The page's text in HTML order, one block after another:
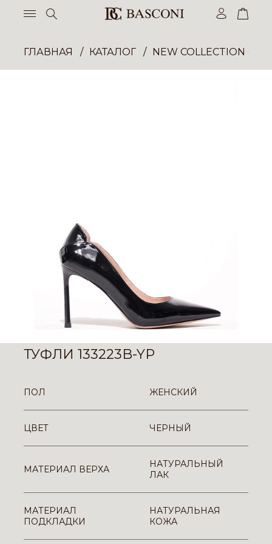
ГЛАВНАЯ КАТАЛОГ NEW COLLECTION
ТУФЛИ 133223B-YP
ПОЛ ЖЕНСКИЙ
ЦВЕТ ЧЕРНЫЙ
МАТЕРИАЛ ВЕРХА
НАТУРАЛЬНЫЙ
ЛАК
МАТЕРИАЛ
ПОДКЛАДКИ
НАТУРАЛЬНАЯ
КОЖА